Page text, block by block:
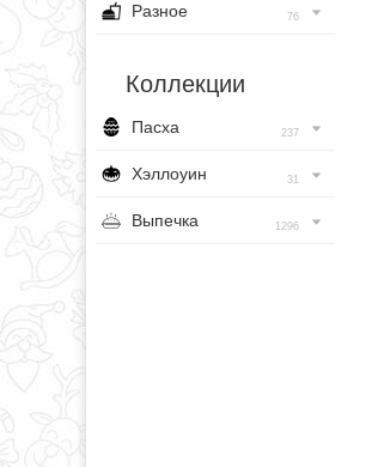
Разное 76
Коллекции
Пасха 237
Хэллоуин 31
Выпечка 1296